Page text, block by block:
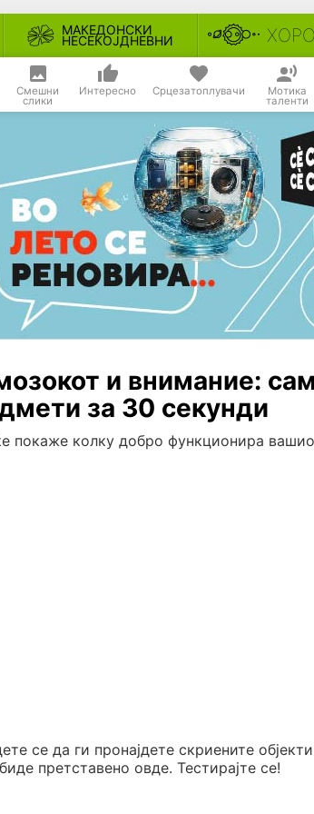
МАКЕДОНСКИ
НЕСЕКОЈДНЕВНИ
Смешни
слики
Интересно Срцезатоплувачи Мотика
таленти
и внимание:
за 30 секунди
покаже колку добро функционира
се да ги пронајдете скриените
претставено овде. Тестирајте се!